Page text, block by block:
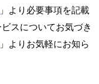
」より必要事項を記載
スについてお気づき
」よりお気軽にお知ら